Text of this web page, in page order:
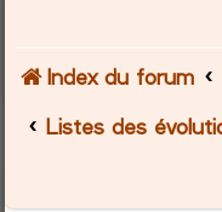
Index du forum
Listes des